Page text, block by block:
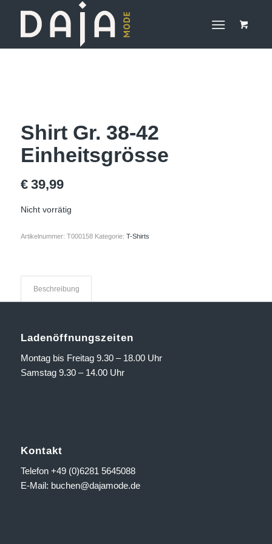
Shirt Gr. 38-42
Einheitsgrösse
€ 39,99
Nicht vorrätig
Artikelnummer: T000158 Kategorie: T-Shirts
Beschreibung
Ladenöffnungszeiten
Montag bis Freitag 9.30 – 18.00 Uhr
Samstag 9.30 – 14.00 Uhr
Kontakt
Telefon +49 (0)6281 5645088
E-Mail: buchen@dajamode.de